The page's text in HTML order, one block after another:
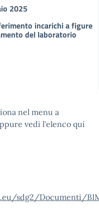
2025
incarichi a figure
del laboratorio
nel menu a
vedi l'elenco qui
sdg2/Documenti/